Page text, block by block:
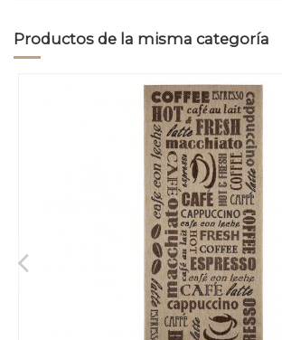
Productos de la misma categoría